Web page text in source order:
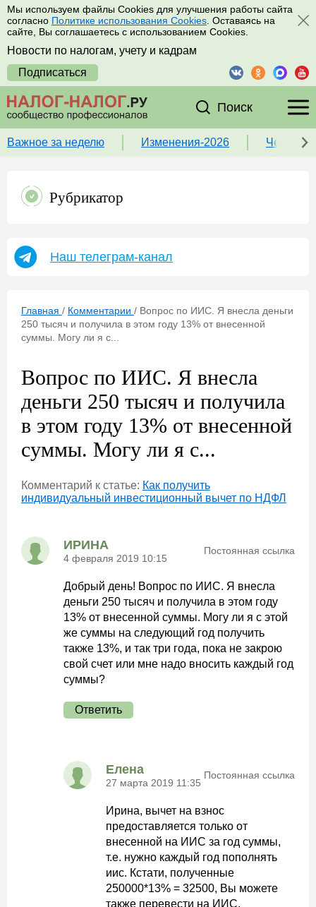
Мы используем файлы Cookies для улучшения работы сайта
согласно Политике использования Cookies . Оставаясь на
сайте, Вы соглашаетесь с использованием Cookies.
Новости по налогам, учету и кадрам
Подписаться
Поиск
Важное за неделю Изменения-2026 Чек-
Рубрикатор
Наш телеграм-канал
Главная / Комментарии / Вопрос по ИИС. Я внесла деньги
250 тысяч и получила в этом году 13% от внесенной
суммы. Могу ли я с...
Вопрос по ИИС. Я внесла
деньги 250 тысяч и получила
в этом году 13% от внесенной
суммы. Могу ли я с...
Комментарий к статье: Как получить
индивидуальный инвестиционный вычет по НДФЛ
ИРИНА
4 февраля 2019 10:15
Постоянная ссылка
Добрый день! Вопрос по ИИС. Я внесла
деньги 250 тысяч и получила в этом году
13% от внесенной суммы. Могу ли я с этой
же суммы на следующий год получить
также 13%, и так три года, пока не закрою
свой счет или мне надо вносить каждый год
суммы?
Ответить
Елена
27 марта 2019 11:35
Постоянная ссылка
Ирина, вычет на взнос
предоставляется только от
внесенной на ИИС за год суммы,
т.е. нужно каждый год пополнять
иис. Кстати, полученные
250000*13% = 32500, Вы можете
также перевести на ИИС.